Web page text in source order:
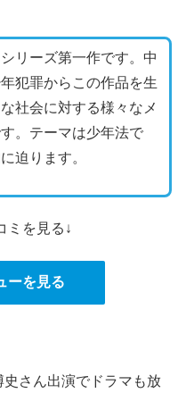
リーズ第一作です。中
犯罪からこの作品を生
社会に対する様々なメ
。テーマは少年法で
迫ります。
ミを見る↓
ーを見る
さん出演でドラマも放